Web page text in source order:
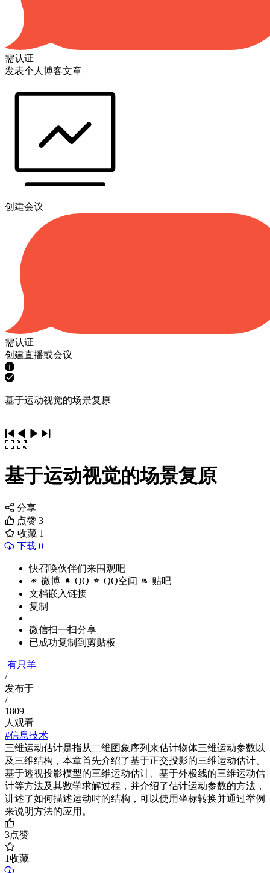
需认证
发表个人博客文章
创建会议
需认证
创建直播或会议
基于运动视觉的场景复原
基于运动视觉的场景复原
分享
点赞 3
收藏 1
下载 0
快召唤伙伴们来围观吧
微博 QQ QQ空间 贴吧
文档嵌入链接
复制
微信扫一扫分享
已成功复制到剪贴板
有只羊
/
发布于
/
1809
人观看
#信息技术
三维运动估计是指从二维图象序列来估计物体三维运动参数以
及三维结构，本章首先介绍了基于正交投影的三维运动估计、
基于透视投影模型的三维运动估计、基于外极线的三维运动估
计等方法及其数学求解过程，并介绍了估计运动参数的方法，
讲述了如何描述运动时的结构，可以使用坐标转换并通过举例
来说明方法的应用。
3点赞
1收藏